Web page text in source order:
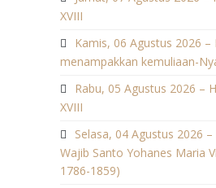
XVIII
Kamis, 06 Agustus 2026 –
menampakkan kemuliaan-
Rabu, 05 Agustus 2026 –
XVIII
Selasa, 04 Agustus 2026
Wajib Santo Yohanes Maria
1786-1859)